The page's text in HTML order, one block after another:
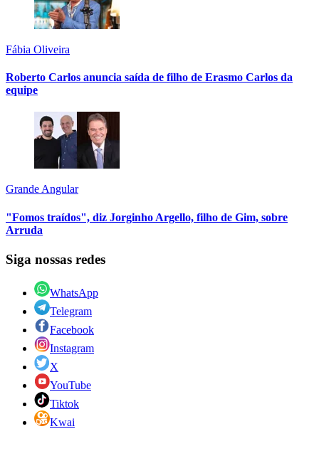
Fábia Oliveira
Roberto Carlos anuncia saída de filho de Erasmo Carlos da
equipe
Grande Angular
"Fomos traídos", diz Jorginho Argello, filho de Gim, sobre
Arruda
Siga nossas redes
WhatsApp
Telegram
Facebook
Instagram
X
YouTube
Tiktok
Kwai